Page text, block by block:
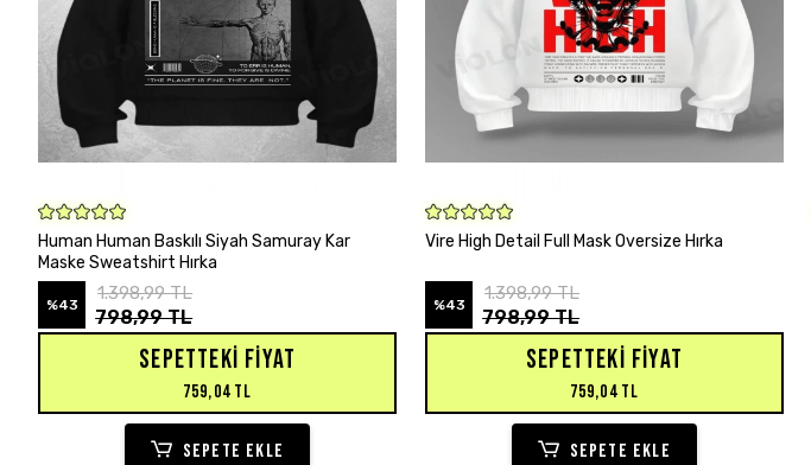
SEPETE EKLE
Human Human Baskılı Siyah Samuray Kar
Maske Sweatshirt Hırka
%43
1.398,99 TL
798,99 TL
SEPETTEKI FIYAT
759,04 TL
SEPETE EKLE
SEPETE EKLE
Vire High Detail Full Mask Oversize Hırka
%43
1.398,99 TL
798,99 TL
SEPETTEKI FIYAT
759,04 TL
SEPETE EKLE